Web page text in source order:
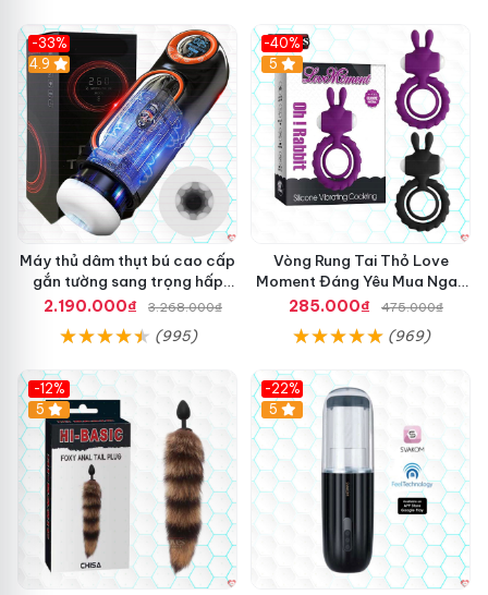
-33%
Hot
4.9
Máy thủ dâm thụt bú cao cấp
gắn tường sang trọng hấp
dẫn
2.190.000₫ 3.268.000₫
(995)
-40%
5
Vòng Rung Tai Thỏ Love
Moment Đáng Yêu Mua Ngay
Giá Tốt
285.000₫ 475.000₫
(969)
-12%
Hot
5
-22%
5